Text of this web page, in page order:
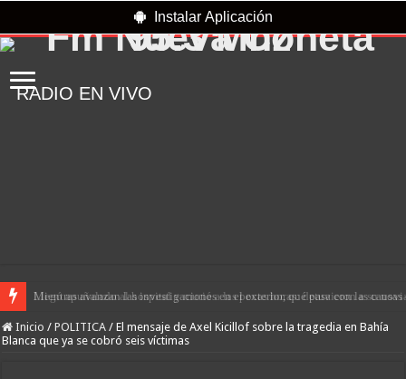
Instalar Aplicación
RADIO EN VIVO
Mientras avanzan las investigaciones en el exterior, qué pasa con las
Llegó apuñalado al hospital y murió a las pocas horas: detuvieron a su
Inicio / POLITICA / El mensaje de Axel Kicillof sobre la tragedia en Bahía
Blanca que ya se cobró seis víctimas